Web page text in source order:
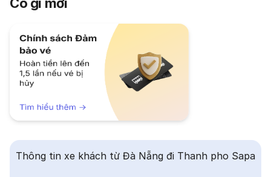
Thông tin xe khách từ Đà Nẵng đi Thanh pho Sapa